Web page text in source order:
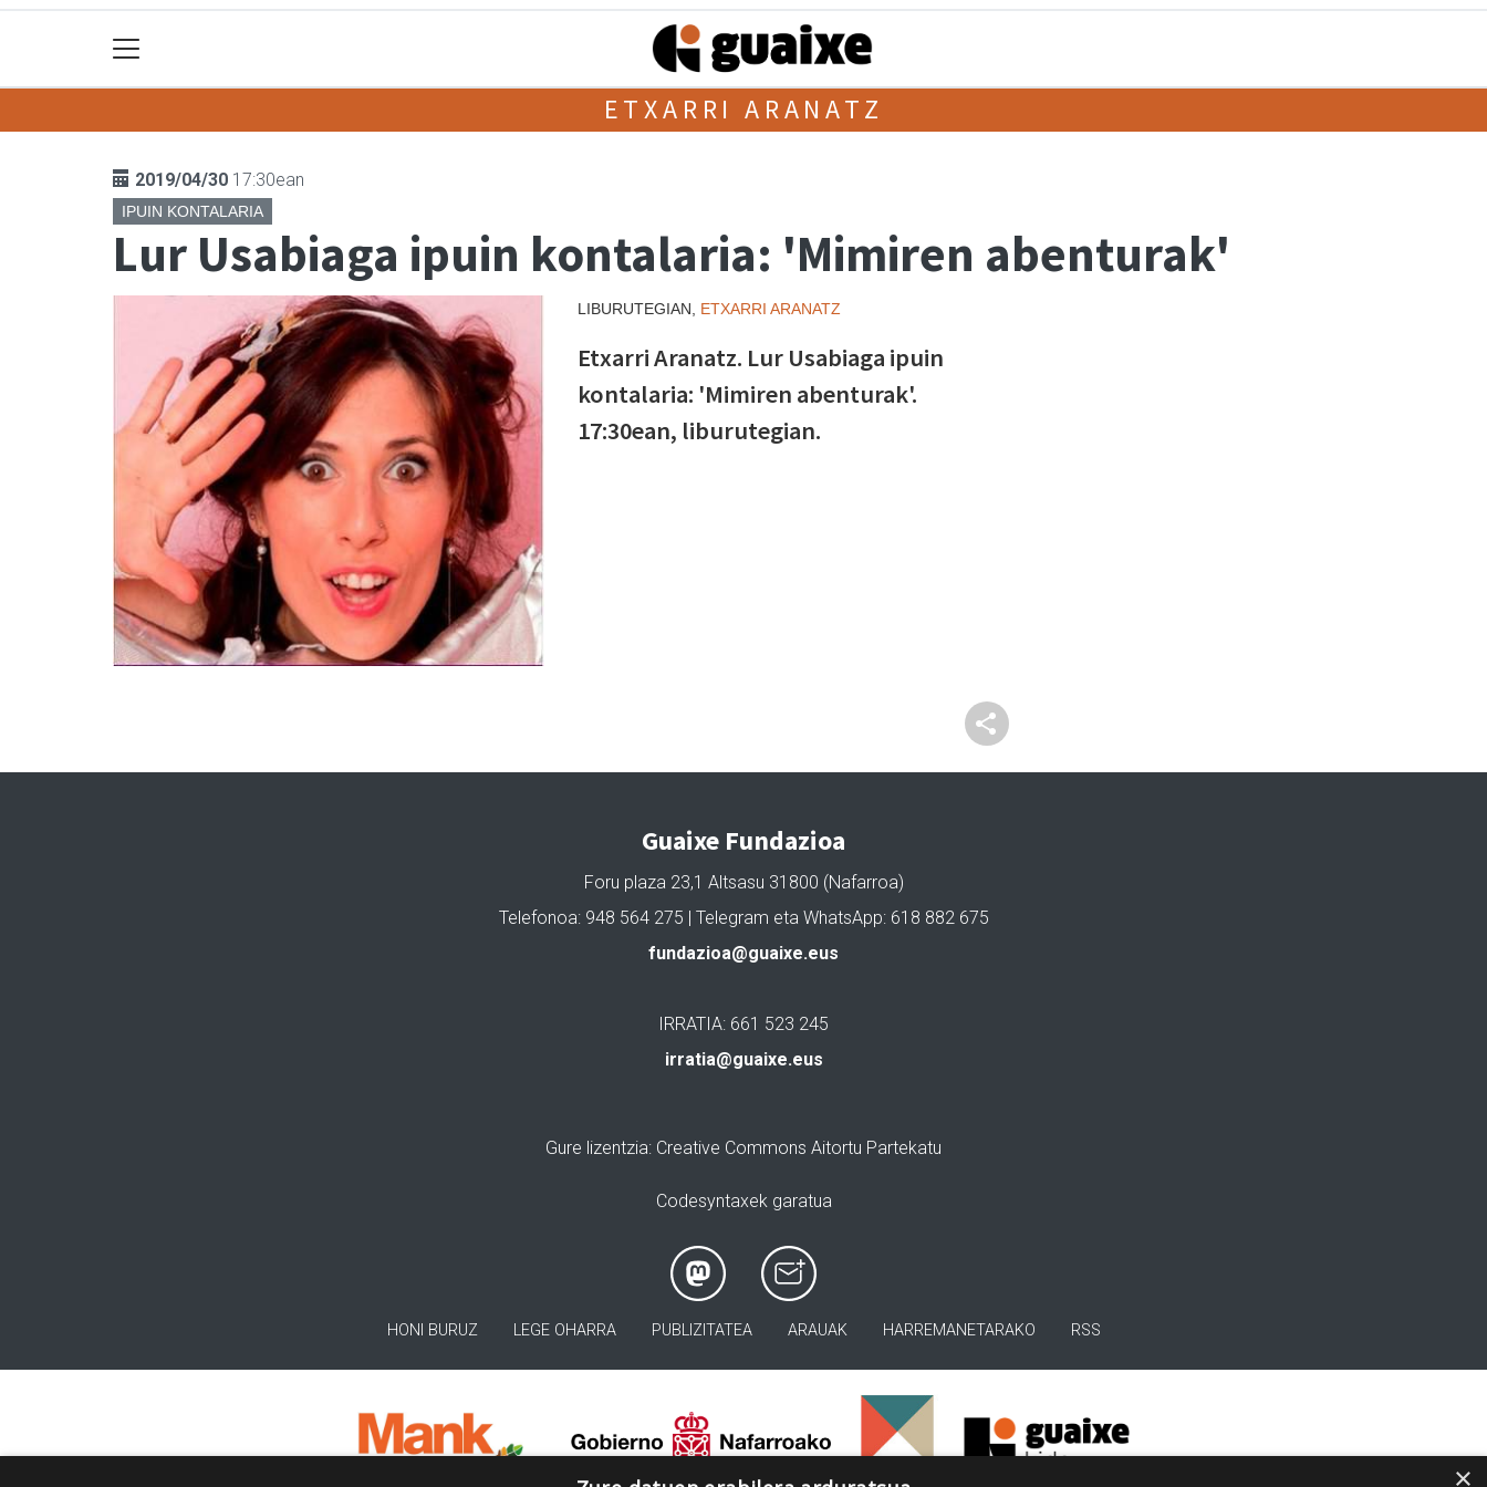
ETXARRI ARANATZ
2019/04/30 17:30ean
IPUIN KONTALARIA
Lur Usabiaga ipuin kontalaria: 'Mimiren abenturak'
LIBURUTEGIAN, ETXARRI ARANATZ
Etxarri Aranatz. Lur Usabiaga ipuin
kontalaria: 'Mimiren abenturak'.
17:30ean, liburutegian.
Guaixe Fundazioa
Foru plaza 23,1 Altsasu 31800 (Nafarroa)
Telefonoa: 948 564 275 | Telegram eta WhatsApp: 618 882 675
fundazioa@guaixe.eus
IRRATIA: 661 523 245
irratia@guaixe.eus
Gure lizentzia: Creative Commons Aitortu Partekatu
Codesyntaxek garatua
HONI BURUZ LEGE OHARRA PUBLIZITATEA ARAUAK HARREMANETARAKO RSS
×